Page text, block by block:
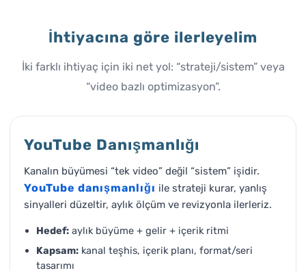
İhtiyacına göre ilerleyelim
İki farklı ihtiyaç için iki net yol: “strateji/sistem” veya
“video bazlı optimizasyon”.
YouTube Danışmanlığı
Kanalın büyümesi “tek video” değil “sistem” işidir.
YouTube danışmanlığı ile strateji kurar, yanlış
sinyalleri düzeltir, aylık ölçüm ve revizyonla ilerleriz.
Hedef: aylık büyüme + gelir + içerik ritmi
Kapsam: kanal teşhis, içerik planı, format/seri
tasarımı